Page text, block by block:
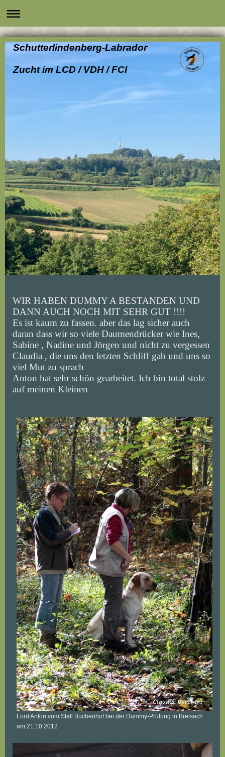
Schutterlindenberg-Labrador
Zucht im LCD / VDH / FCI
WIR HABEN DUMMY A BESTANDEN UND
DANN AUCH NOCH MIT SEHR GUT !!!!
Es ist kaum zu fassen. aber das lag sicher auch
daran dass wir so viele Daumendrücker wie Ines,
Sabine , Nadine und Jörgen und nicht zu vergessen
Claudia , die uns den letzten Schliff gab und uns so
viel Mut zu sprach
Anton hat sehr schön gearbeitet. Ich bin total stolz
auf meinen Kleinen
Lord Anton vom Stall Buchenhof bei der Dummy-Prüfung in Breisach
am 21.10.2012